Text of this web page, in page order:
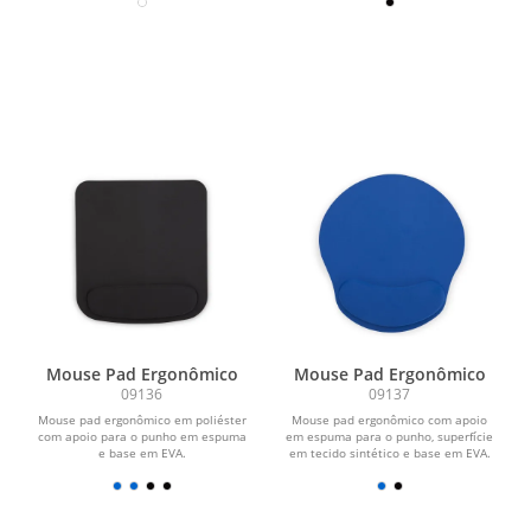
Mouse Pad Ergonômico
09136
Mouse pad ergonômico em poliéster
com apoio para o punho em espuma
e base em EVA.
Mouse Pad Ergonômico
09137
Mouse pad ergonômico com apoio
em espuma para o punho, superfície
em tecido sintético e base em EVA.